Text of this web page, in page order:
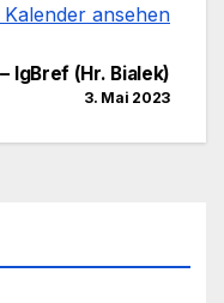
ansehen
– IgBref (Hr. Bialek)
3. Mai 2023